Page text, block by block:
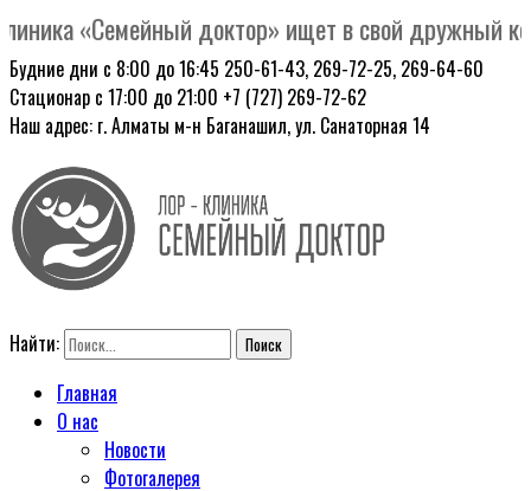
«Семейный доктор» ищет в свой дружный
Будние дни с 8:00 до 16:45 250-61-43, 269-72-25, 269-64-60
Стационар с 17:00 до 21:00 +7 (727) 269-72-62
Наш адрес: г. Алматы м-н Баганашил, ул. Санаторная 14
Найти:
Главная
О нас
Новости
Фотогалерея